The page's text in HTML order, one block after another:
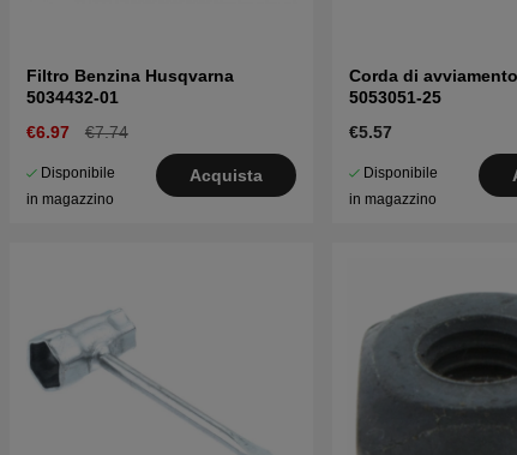
Filtro Benzina Husqvarna
5034432-01
€6.97
€7.74
Disponibile
in magazzino
Acquista
Corda di
5053051-25
€5.57
Disponibile
in magazzino